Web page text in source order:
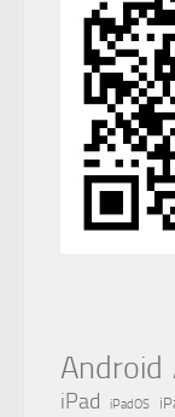
Android
iPad iPadOS